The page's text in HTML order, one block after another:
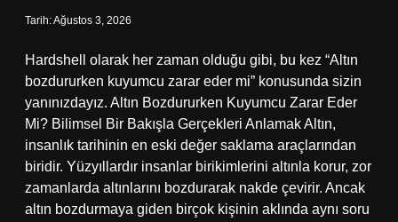
Tarih: Ağustos 3, 2026
Hardshell olarak her zaman olduğu gibi, bu kez “Altın
bozdururken kuyumcu zarar eder mi” konusunda sizin
yanınızdayız. Altın Bozdururken Kuyumcu Zarar Eder
Mi? Bilimsel Bir Bakışla Gerçekleri Anlamak Altın,
insanlık tarihinin en eski değer saklama araçlarından
biridir. Yüzyıllardır insanlar birikimlerini altınla korur, zor
zamanlarda altınlarını bozdurarak nakde çevirir. Ancak
altın bozdurmaya giden birçok kişinin aklında aynı soru